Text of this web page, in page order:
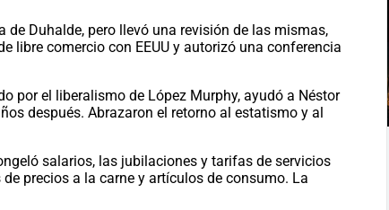
Duhalde, pero llevó una revisión de las mismas,
libre comercio con EEUU y autorizó una conferencia
por el liberalismo de López Murphy, ayudó a Néstor
después. Abrazaron el retorno al estatismo y al
salarios, las jubilaciones y tarifas de servicios
precios a la carne y artículos de consumo. La